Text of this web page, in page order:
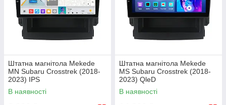
Штатна магнітола Mekede
MN Subaru Crosstrek (2018-
2023) IPS
В наявності
Штатна магнітола Mekede
MS Subaru Crosstrek (2018-
2023) QleD
В наявності